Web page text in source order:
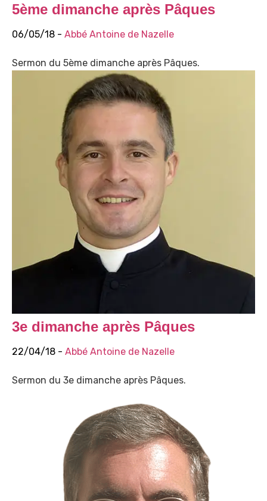
5ème dimanche après Pâques
06/05/18 - Abbé Antoine de Nazelle
Sermon du 5ème dimanche après Pâques.
3e dimanche après Pâques
22/04/18 - Abbé Antoine de Nazelle
Sermon du 3e dimanche après Pâques.